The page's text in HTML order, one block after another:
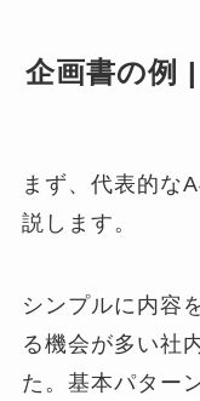
企画書の例
まず、代表的な
説します。
シンプルに内容
る機会が多い社
た。基本パター